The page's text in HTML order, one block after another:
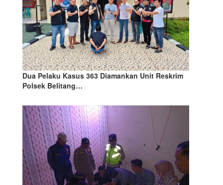
Dua Pelaku Kasus 363 Diamankan Unit Reskrim
Polsek Belitang…